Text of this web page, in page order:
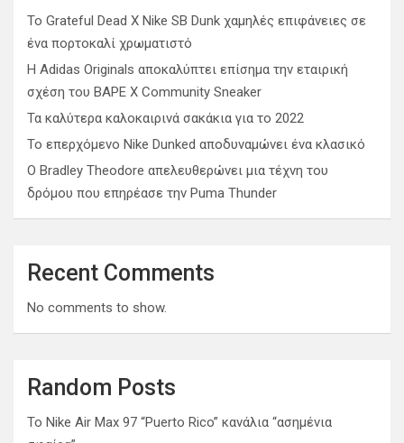
Το Grateful Dead X Nike SB Dunk χαμηλές επιφάνειες σε
ένα πορτοκαλί χρωματιστό
Η Adidas Originals αποκαλύπτει επίσημα την εταιρική
σχέση του BAPE X Community Sneaker
Τα καλύτερα καλοκαιρινά σακάκια για το 2022
Το επερχόμενο Nike Dunked αποδυναμώνει ένα κλασικό
Ο Bradley Theodore απελευθερώνει μια τέχνη του
δρόμου που επηρέασε την Puma Thunder
Recent Comments
No comments to show.
Random Posts
Το Nike Air Max 97 “Puerto Rico” κανάλια “ασημένια